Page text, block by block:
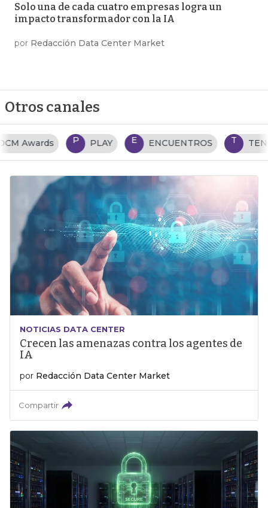
Solo una de cada cuatro empresas logra un
impacto transformador con la IA
por Redacción Data Center Market
Otros canales
P PLAY E ENCUENTROS T TENDENCIAS TI
NOTICIAS DATA CENTER
Crecen las amenazas contra los agentes de
IA
por Redacción Data Center Market
Compartir